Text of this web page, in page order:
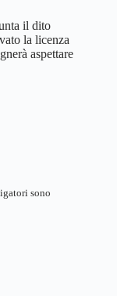
il dito
la licenza
aspettare
sono